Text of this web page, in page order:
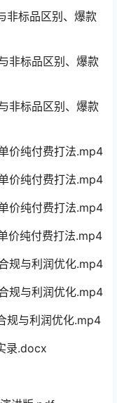
非标品区别、爆款
非标品区别、爆款
非标品区别、爆款
价纯付费打法.mp4
价纯付费打法.mp4
价纯付费打法.mp4
价纯付费打法.mp4
规与利润优化.mp4
规与利润优化.mp4
规与利润优化.mp4
录.docx